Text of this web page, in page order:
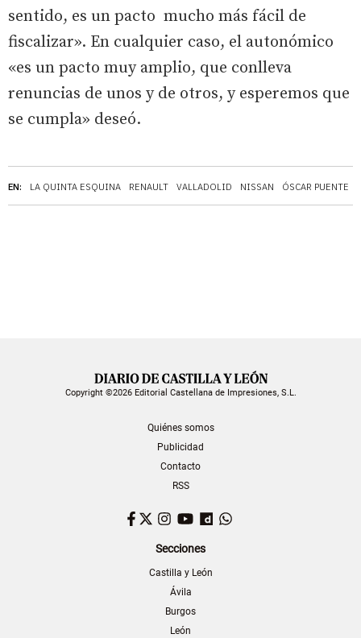
EN: LA QUINTA ESQUINA RENAULT VALLADOLID NISSAN ÓSCAR PUENTE
sentido, es un pacto mucho más fácil de
fiscalizar». En cualquier caso, el autonómico
«es un pacto muy amplio, que conlleva
renuncias de unos y de otros, y esperemos que
se cumpla» deseó.
Copyright ©2026 Editorial Castellana de Impresiones, S.L.
Quiénes somos
Publicidad
Contacto
RSS
Facebook
TwitterInstagram
YouTubeDailymotion
Secciones
Castilla y León
Ávila
Burgos
León